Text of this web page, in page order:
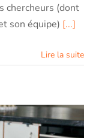
chercheurs (dont
son équipe) [...]
Lire la suite